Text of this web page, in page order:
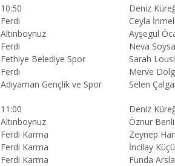
10:50
Deniz
Ferdi
Ceyla
Altınboynuz
Ayşegül
Ferdi
Neva
Fethiye Belediye Spor
Sarah
Ferdi
Merve
Adıyaman Gençlik ve Spor Selen
11:00
Deniz
Altınboynuz
Öznur
Ferdi Karma
Zeynep
Ferdi Karma
İncilay
Ferdi Karma Funda